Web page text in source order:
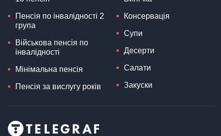
Пенсія по інвалідності 2
група
Військова пенсія по
інвалідності
Мінімальна пенсія
Пенсія за вислугу років
Консервація
Супи
Десерти
Салати
Закуски